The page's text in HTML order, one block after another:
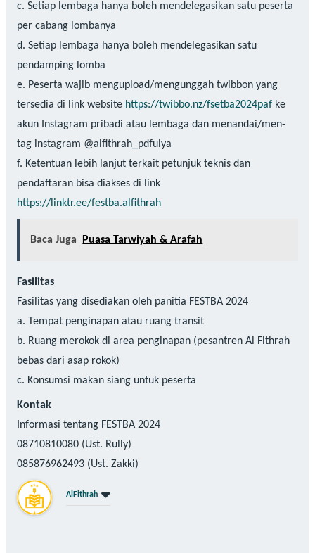
c. Setiap lembaga hanya boleh mendelegasikan satu peserta
per cabang lombanya
d. Setiap lembaga hanya boleh mendelegasikan satu
pendamping lomba
e. Peserta wajib mengupload/mengunggah twibbon yang
tersedia di link website https://twibbo.nz/fsetba2024pafke
akun Instagram pribadi atau lembaga dan menandai/men-
tag instagram @alfithrah_pdfulya
f. Ketentuan lebih lanjut terkait petunjuk teknis dan
pendaftaran bisa diakses di link
https://linktr.ee/festba.alfithrah
Baca Juga Puasa Tarwiyah & Arafah
Fasilitas
Fasilitas yang disediakan oleh panitia FESTBA 2024
a. Tempat penginapan atau ruang transit
b. Ruang merokok di area penginapan (pesantren Al Fithrah
bebas dari asap rokok)
c. Konsumsi makan siang untuk peserta
Kontak
Informasi tentang FESTBA 2024
08710810080 (Ust. Rully)
085876962493 (Ust. Zakki)
AlFithrah